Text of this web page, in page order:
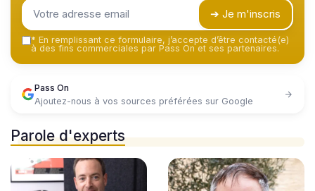
➔ Je m'inscris
* En remplissant ce formulaire, j’accepte d’être contacté(e)
à des fins commerciales par Pass On et ses partenaires.
Pass On
Ajoutez-nous à vos sources préférées sur Google
Parole d'experts